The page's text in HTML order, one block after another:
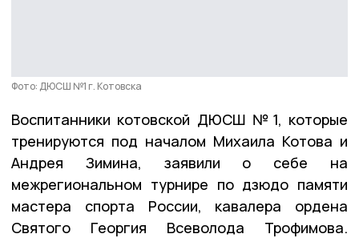
Фото: ДЮСШ №1 г. Котовска
Воспитанники котовской ДЮСШ №1, которые
тренируются под началом Михаила Котова и
Андрея Зимина, заявили о себе на
межрегиональном турнире по дзюдо памяти
мастера спорта России, кавалера ордена
Святого Георгия Всеволода Трофимова.